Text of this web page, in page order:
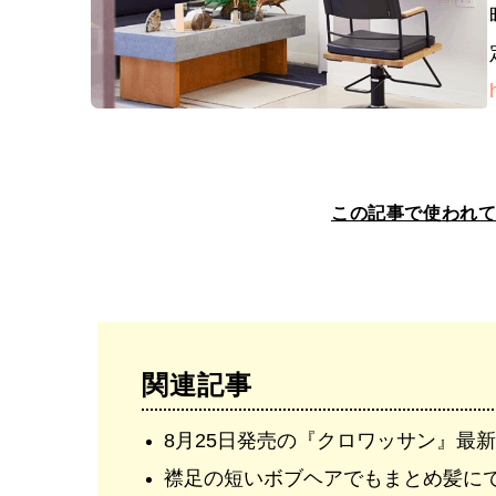
この記事で使われ
関連記事
8月25日発売の『クロワッサン』最
襟足の短いボブヘアでもまとめ髪に